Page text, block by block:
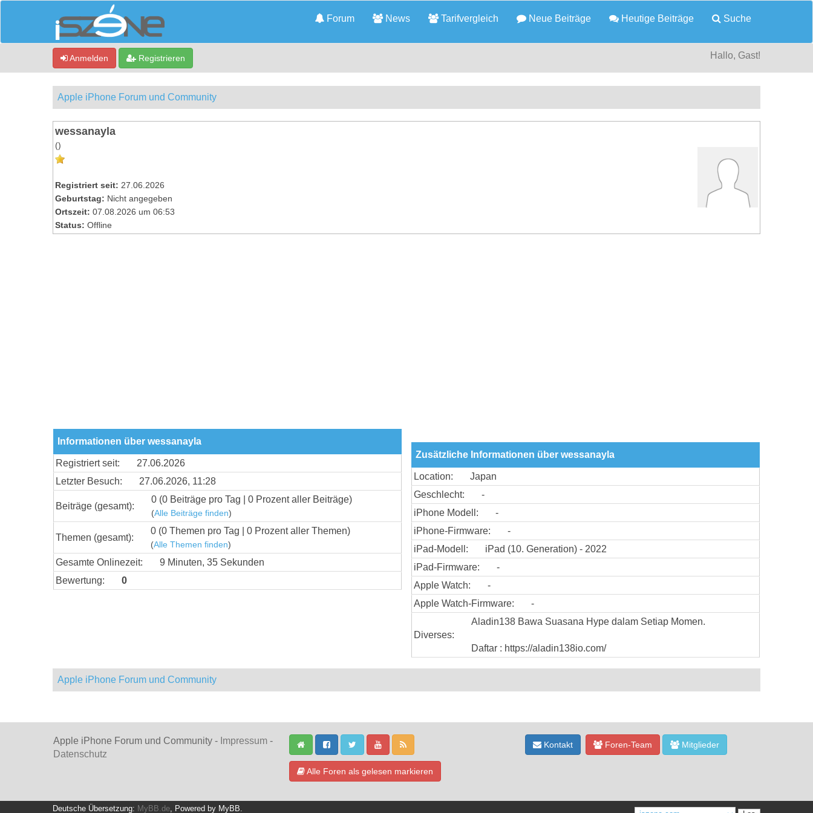
Forum News Tarifvergleich Neue Beiträge Heutige Beiträge Suche
Anmelden Registrieren Hallo, Gast!
Apple iPhone Forum und Community
wessanayla
()
Registriert seit: 27.06.2026
Geburtstag: Nicht angegeben
Ortszeit: 07.08.2026 um 06:53
Status: Offline
Informationen über wessanayla
Registriert seit:
27.06.2026
Letzter Besuch:
27.06.2026, 11:28
Beiträge (gesamt):
0 (0 Beiträge pro Tag | 0 Prozent aller Beiträge)
(Alle Beiträge finden)
Themen (gesamt):
0 (0 Themen pro Tag | 0 Prozent aller Themen)
(Alle Themen finden)
Gesamte Onlinezeit:
9 Minuten, 35 Sekunden
Bewertung:
0
Zusätzliche Informationen über wessanayla
Location:
Japan
Geschlecht:
-
iPhone Modell:
-
iPhone-Firmware:
-
iPad-Modell:
iPad (10. Generation) - 2022
iPad-Firmware:
-
Apple Watch:
-
Apple Watch-Firmware:
-
Diverses:
Aladin138 Bawa Suasana Hype dalam Setiap Momen.
Daftar : https://aladin138io.com/
Apple iPhone Forum und Community
Apple iPhone Forum und Community - Impressum -
Datenschutz
Alle Foren als gelesen markieren
Kontakt Foren-Team Mitglieder
Deutsche Übersetzung: MyBB.de , Powered by MyBB